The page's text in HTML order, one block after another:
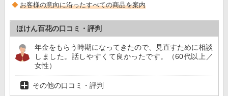
お客様の意向に沿ったすべての商品を案内
ほけん百花の口コミ・評判
年金をもらう時期になってきたので、見直すために相談
しました。話しやすくて良かったです。（60代以上／
女性）
その他の口コミ・評判